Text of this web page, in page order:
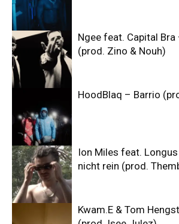
Ngee feat. Capital
(prod. Zino & Nouh)
HoodBlaq – Barrio
Ion Miles feat.
nicht rein (prod.
Kwam.E & Tom